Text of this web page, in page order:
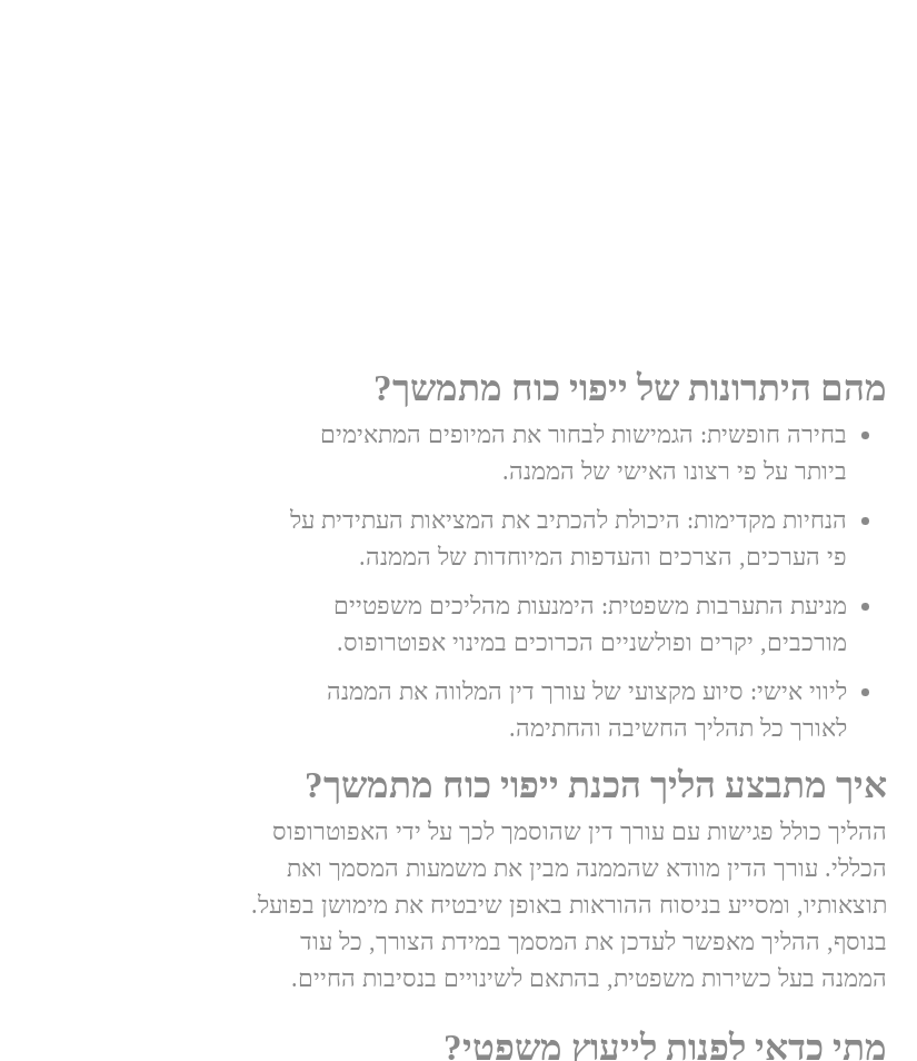
מהם היתרונות של ייפוי כוח מתמשך?
בחירה חופשית: הגמישות לבחור את המיופים המתאימים
ביותר על פי רצונו האישי של הממנה.
הנחיות מקדימות: היכולת להכתיב את המציאות העתידית על
פי הערכים, הצרכים והעדפות המיוחדות של הממנה.
מניעת התערבות משפטית: הימנעות מהליכים משפטיים
מורכבים, יקרים ופולשניים הכרוכים במינוי אפוטרופוס.
ליווי אישי: סיוע מקצועי של עורך דין המלווה את הממנה
לאורך כל תהליך החשיבה והחתימה.
איך מתבצע הליך הכנת ייפוי כוח מתמשך?
ההליך כולל פגישות עם עורך דין שהוסמך לכך על ידי האפוטרופוס
הכללי. עורך הדין מוודא שהממנה מבין את משמעות המסמך ואת
תוצאותיו, ומסייע בניסוח ההוראות באופן שיבטיח את מימושן בפועל.
בנוסף, ההליך מאפשר לעדכן את המסמך במידת הצורך, כל עוד
הממנה בעל כשירות משפטית, בהתאם לשינויים בנסיבות החיים.
מתי כדאי לפנות לייעוץ משפטי?